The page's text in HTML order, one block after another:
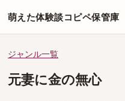
萌えた体験談コピペ保管庫
ジャンル一覧
元妻に金の無心